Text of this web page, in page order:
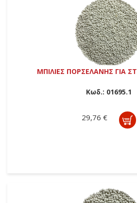
ΜΠΙΛΙΕΣ ΠΟΡΣΕΛΑΝΗΣ ΓΙΑ
Κωδ.: 01695.1
29,76 €